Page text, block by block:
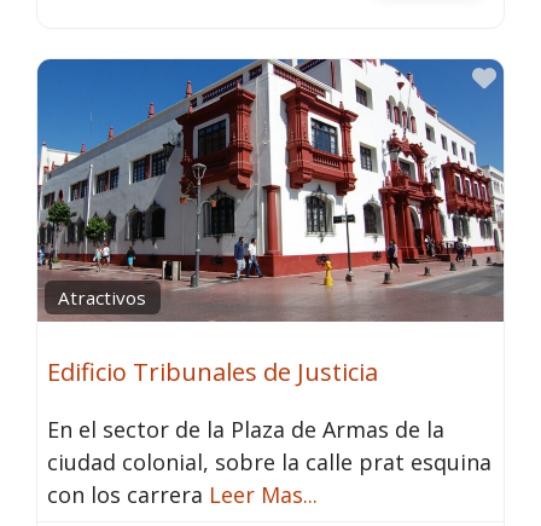
Atractivos
Edificio Tribunales de Justicia
En el sector de la Plaza de Armas de la
ciudad colonial, sobre la calle prat esquina
con los carrera Leer Mas...